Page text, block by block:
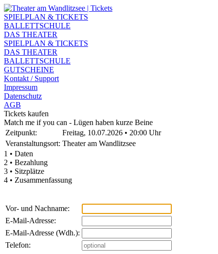
SPIELPLAN & TICKETS
BALLETTSCHULE
DAS THEATER
SPIELPLAN & TICKETS
DAS THEATER
BALLETTSCHULE
GUTSCHEINE
Kontakt / Support
Impressum
Datenschutz
AGB
Tickets kaufen
Match me if you can - Lügen haben kurze Beine
Zeitpunkt:
Freitag, 10.07.2026 • 20:00 Uhr
Veranstaltungsort: Theater am Wandlitzsee
1 • Daten
2 • Bezahlung
3 • Sitzplätze
4 • Zusammenfassung
Vor- und Nachname:
E-Mail-Adresse:
E-Mail-Adresse (Wdh.):
Telefon: